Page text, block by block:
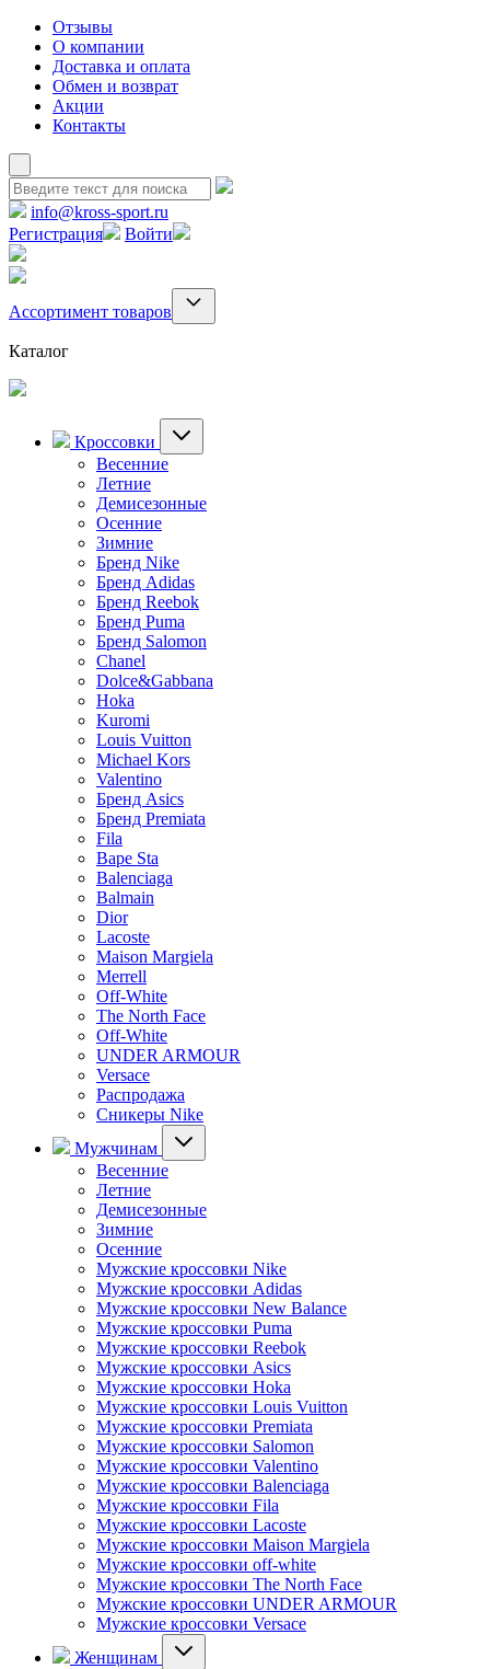
Отзывы
О компании
Доставка и оплата
Обмен и возврат
Акции
Контакты
info@kross-sport.ru
Регистрация
Войти
Ассортимент товаров
Каталог
Кроссовки
Весенние
Летние
Демисезонные
Осенние
Зимние
Бренд Nike
Бренд Adidas
Бренд Reebok
Бренд Puma
Бренд Salomon
Chanel
Dolce&Gabbana
Hoka
Kuromi
Louis Vuitton
Michael Kors
Valentino
Бренд Asics
Бренд Premiata
Fila
Bape Sta
Balenciaga
Balmain
Dior
Lacoste
Maison Margiela
Merrell
Off-White
The North Face
Off-White
UNDER ARMOUR
Versace
Распродажа
Сникеры Nike
Мужчинам
Весенние
Летние
Демисезонные
Зимние
Осенние
Мужские кроссовки Nike
Мужские кроссовки Adidas
Мужские кроссовки New Balance
Мужские кроссовки Puma
Мужские кроссовки Reebok
Мужские кроссовки Asics
Мужские кроссовки Hoka
Мужские кроссовки Louis Vuitton
Мужские кроссовки Premiata
Мужские кроссовки Salomon
Мужские кроссовки Valentino
Мужские кроссовки Balenciaga
Мужские кроссовки Fila
Мужские кроссовки Lacoste
Мужские кроссовки Maison Margiela
Мужские кроссовки off-white
Мужские кроссовки The North Face
Мужские кроссовки UNDER ARMOUR
Мужские кроссовки Versace
Женщинам